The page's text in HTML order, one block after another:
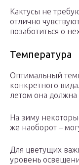
Кактусы не
отлично
позаботиться о
Температура
Оптимальный
конкретного
летом она
На зиму
же наоборот –
Для цветущих
уровень